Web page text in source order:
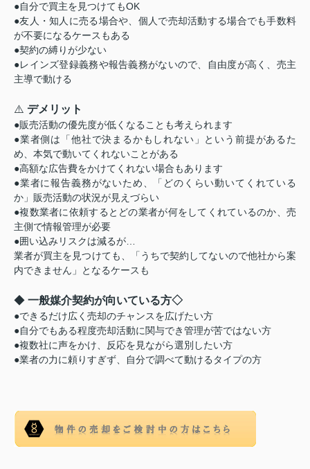
●自分で買主を見つけてもOK
●友人・知人に売る場合や、個人で売却活動する場合でも手数料
が不要になるケースもある
●契約の縛りが少ない
●レインズ登録義務や報告義務がないので、自由度が高く、売主
主導で動ける
⚠️ デメリット
●販売活動の優先度が低くなることも考えられます
●業者側は「他社で決まるかもしれない」という前提があるた
め、本気で動いてくれないことがある
●高額な広告費をかけてくれない場合もあります
●業者に報告義務がないため、「どのくらい動いてくれている
か」販売活動の状況が見えづらい
●複数業者に依頼するとどの業者が何をしてくれているのか、売
主側で情報管理が必要
●囲い込みリスクは減るが…
業者が買主を見つけても、「うちで契約してないので他社から案
内できません」となるケースも
◆ 一般媒介契約が向いている方◇
●できるだけ広く売却のチャンスを広げたい方
●自分でもある程度売却活動に関与でき管理が苦ではない方
●複数社に声をかけ、反応を見ながら選別したい方
●業者の力に頼りすぎず、自分で調べて動けるタイプの方